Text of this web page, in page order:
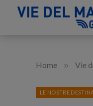
Home » Vie
LE NOSTRE